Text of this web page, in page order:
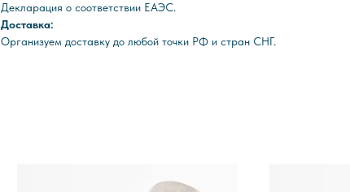
Декларация о соответствии ЕАЭС.
Доставка:
Организуем доставку до любой точки РФ и стран СНГ.